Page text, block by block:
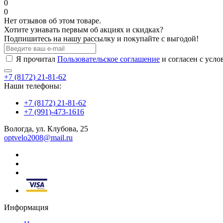
0
0
Нет отзывов об этом товаре.
Хотите узнавать первым об акциях и скидках?
Подпишитесь на нашу рассылку и покупайте с выгодой!
Я прочитал Пользовательское соглашение и согласен с
+7 (8172) 21-81-62
Наши телефоны:
+7 (8172) 21-81-62
+7 (991)-473-1616
Вологда, ул. Клубова, 25
optvelo2008@mail.ru
Информация